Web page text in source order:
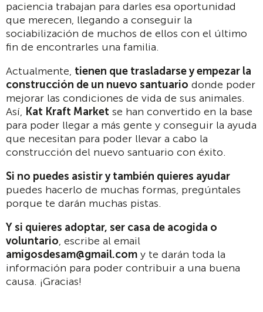
paciencia trabajan para darles esa oportunidad
que merecen, llegando a conseguir la
sociabilización de muchos de ellos con el último
fin de encontrarles una familia.
Actualmente, tienen que trasladarse y empezar la
construcción de un nuevo santuario donde poder
mejorar las condiciones de vida de sus animales.
Así, Kat Kraft Market se han convertido en la base
para poder llegar a más gente y conseguir la ayuda
que necesitan para poder llevar a cabo la
construcción del nuevo santuario con éxito.
Si no puedes asistir y también quieres ayudar
puedes hacerlo de muchas formas, pregúntales
porque te darán muchas pistas.
Y si quieres adoptar, ser casa de acogida o
voluntario, escribe al email
amigosdesam@gmail.com y te darán toda la
información para poder contribuir a una buena
causa. ¡Gracias!